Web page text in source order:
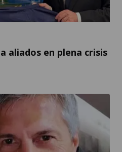
aliados en plena crisis